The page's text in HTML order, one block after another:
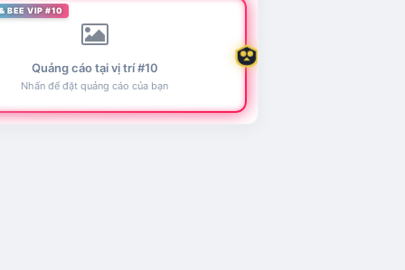
BEE VIP #10
Quảng cáo tại vị trí #10
Nhấn để đặt quảng cáo của bạn